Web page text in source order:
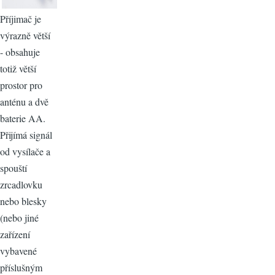
Příjimač je
výrazně větší
- obsahuje
totiž větší
prostor pro
anténu a dvě
baterie AA.
Přijímá signál
od vysílače a
spouští
zrcadlovku
nebo blesky
(nebo jiné
zařízení
vybavené
příslušným